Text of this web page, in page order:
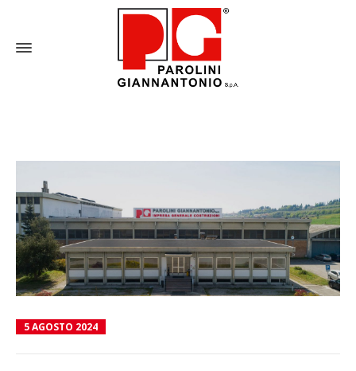
5 AGOSTO 2024